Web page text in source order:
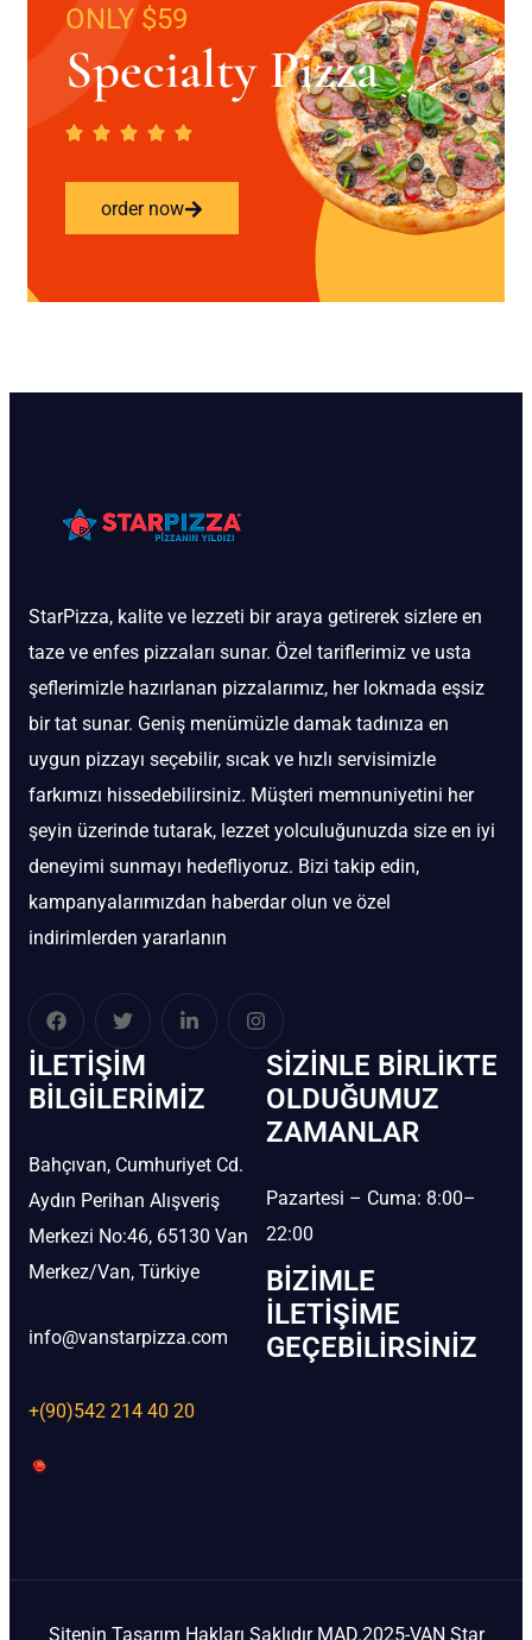
ONLY $59
Specialty Pizza
order now
StarPizza, kalite ve lezzeti bir araya getirerek sizlere en
taze ve enfes pizzaları sunar. Özel tariflerimiz ve usta
şeflerimizle hazırlanan pizzalarımız, her lokmada eşsiz
bir tat sunar. Geniş menümüzle damak tadınıza en
uygun pizzayı seçebilir, sıcak ve hızlı servisimizle
farkımızı hissedebilirsiniz. Müşteri memnuniyetini her
şeyin üzerinde tutarak, lezzet yolculuğunuzda size en iyi
deneyimi sunmayı hedefliyoruz. Bizi takip edin,
kampanyalarımızdan haberdar olun ve özel
indirimlerden yararlanın
İLETIŞIM
BİLGILERIMIZ
Bahçıvan, Cumhuriyet Cd.
Aydın Perihan Alışveriş
Merkezi No:46, 65130 Van
Merkez/Van, Türkiye
info@vanstarpizza.com
+(90)542 214 40 20
SIZINLE BIRLIKTE
OLDUĞUMUZ
ZAMANLAR
Pazartesi – Cuma: 8:00–
22:00
BIZIMLE
İLETIŞIME
GEÇEBILIRSINIZ
Sitenin Tasarım Hakları Saklıdır MAD.2025-VAN Star